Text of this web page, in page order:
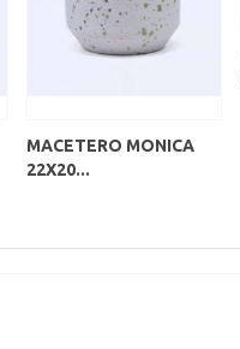
MACETERO MONICA
22X20...